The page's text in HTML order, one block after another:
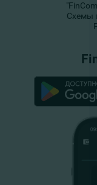
Схемы